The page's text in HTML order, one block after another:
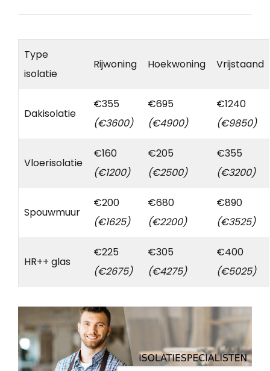
Type
isolatie
Rijwoning Hoekwoning Vrijstaand
Dakisolatie
€355
(€3600)
€695
(€4900)
€1240
(€9850)
Vloerisolatie
€160
(€1200)
€205
(€2500)
€355
(€3200)
Spouwmuur
€200
(€1625)
€680
(€2200)
€890
(€3525)
HR++ glas
€225
(€2675)
€305
(€4275)
€400
(€5025)